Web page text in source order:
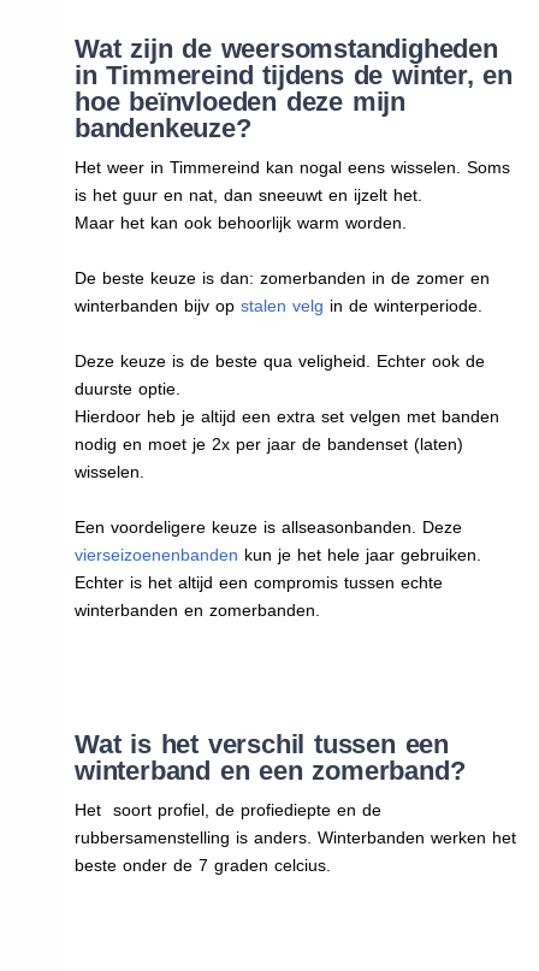
Wat zijn de weersomstandigheden
in Timmereind tijdens de winter, en
hoe beïnvloeden deze mijn
bandenkeuze?
Het weer in Timmereind kan nogal eens wisselen. Soms
is het guur en nat, dan sneeuwt en ijzelt het.
Maar het kan ook behoorlijk warm worden.
De beste keuze is dan: zomerbanden in de zomer en
winterbanden bijv op stalen velg in de winterperiode.
Deze keuze is de beste qua veligheid. Echter ook de
duurste optie.
Hierdoor heb je altijd een extra set velgen met banden
nodig en moet je 2x per jaar de bandenset (laten)
wisselen.
Een voordeligere keuze is allseasonbanden. Deze
vierseizoenenbanden kun je het hele jaar gebruiken.
Echter is het altijd een compromis tussen echte
winterbanden en zomerbanden.
Wat is het verschil tussen een
winterband en een zomerband?
Het soort profiel, de profiediepte en de
rubbersamenstelling is anders. Winterbanden werken het
beste onder de 7 graden celcius.